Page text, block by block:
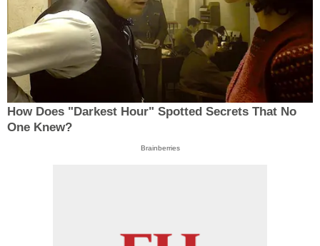
How Does "Darkest Hour" Spotted Secrets That No
One Knew?
Brainberries